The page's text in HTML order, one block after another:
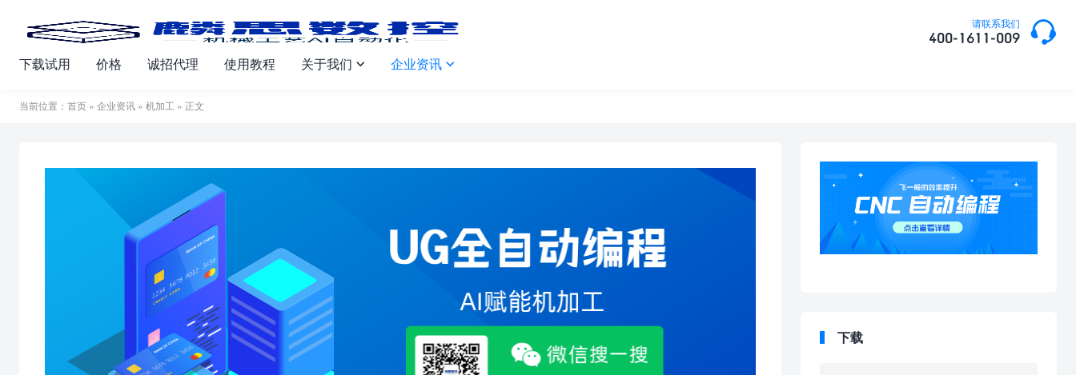
请联系我们
400-1611-009 
下载试用 价格 诚招代理 使用教程 关于我们  企业资讯 
当前位置： 首页 » 企业资讯 » 机加工 » 正文
下载